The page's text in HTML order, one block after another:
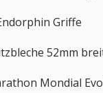
Griffe
52mm
Mondial